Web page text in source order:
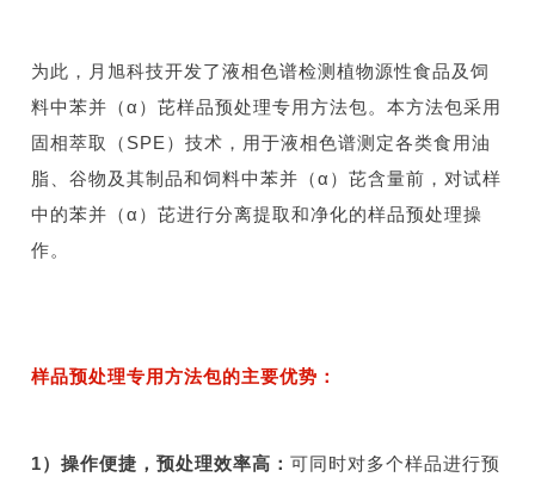
为此，月旭科技开发了液相色谱检测植物源性食品及饲
料中苯并（α）芘样品预处理专用方法包。本方法包采用
固相萃取（SPE）技术，用于液相色谱测定各类食用油
脂、谷物及其制品和饲料中苯并（α）芘含量前，对试样
中的苯并（α）芘进行分离提取和净化的样品预处理操
作。
样品预处理专用方法包的主要优势：
1）操作便捷，预处理效率高：可同时对多个样品进行预